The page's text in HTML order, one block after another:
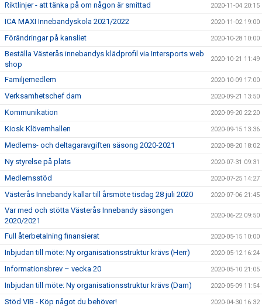
Riktlinjer - att tänka på om någon är smittad 2020-11-04 20:15
ICA MAXI Innebandyskola 2021/2022 2020-11-02 19:00
Förändringar på kansliet 2020-10-28 10:00
Beställa Västerås innebandys klädprofil via Intersports web
shop
2020-10-21 11:49
Familjemedlem 2020-10-09 17:00
Verksamhetschef dam 2020-09-21 13:50
Kommunikation 2020-09-20 22:20
Kiosk Klövernhallen 2020-09-15 13:36
Medlems- och deltagaravgiften säsong 2020-2021 2020-08-20 18:02
Ny styrelse på plats 2020-07-31 09:31
Medlemsstöd 2020-07-25 14:27
Västerås Innebandy kallar till årsmöte tisdag 28 juli 2020 2020-07-06 21:45
Var med och stötta Västerås Innebandy säsongen
2020/2021
2020-06-22 09:50
Full återbetalning finansierat 2020-05-15 10:00
Inbjudan till möte: Ny organisationsstruktur krävs (Herr) 2020-05-12 16:24
Informationsbrev – vecka 20 2020-05-10 21:05
Inbjudan till möte: Ny organisationsstruktur krävs (Dam) 2020-05-09 11:54
Stöd VIB - Köp något du behöver! 2020-04-30 16:32